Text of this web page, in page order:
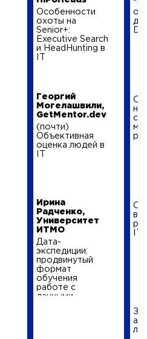
Особенности
охоты на
Senior+:
Executive Search
и HeadHunting в
Георгий
Могелашвили,
GetMentor.dev
(почти)
Объективная
оценка людей в
Ирина
Радченко,
Университет
ИТМО
Дата-
экспедиции:
продвинутый
формат
обучения
работе с
данными